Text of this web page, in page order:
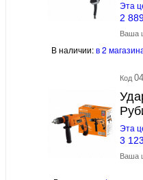
Эта
2
Ваша
В наличии:в 2
Код
Эта
3
Ваша